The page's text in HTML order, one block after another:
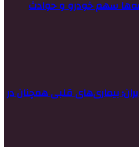
سهم خودرو و حوادث
بیماری‌های قلبی همچنان در